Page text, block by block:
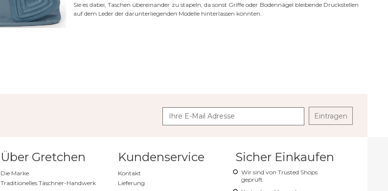
Sie es dabei, Taschen übereinander zu stapeln, da sonst Griffe oder Bodennägel bleibende Druckstellen
auf dem Leder der darunterliegenden Modelle hinterlassen könnten.
Eintragen
Über Gretchen
Die Marke
Traditionelles Täschner-Handwerk
Kundenservice
Kontakt
Lieferung
Sicher Einkaufen
Wir sind von Trusted Shops
geprüft